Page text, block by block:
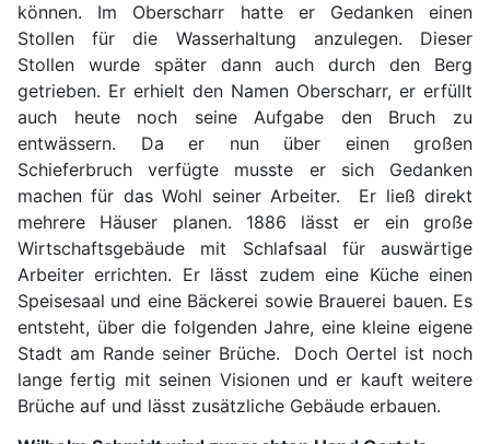
können. Im Oberscharr hatte er Gedanken einen
Stollen für die Wasserhaltung anzulegen. Dieser
Stollen wurde später dann auch durch den Berg
getrieben. Er erhielt den Namen Oberscharr, er erfüllt
auch heute noch seine Aufgabe den Bruch zu
entwässern. Da er nun über einen großen
Schieferbruch verfügte musste er sich Gedanken
machen für das Wohl seiner Arbeiter. Er ließ direkt
mehrere Häuser planen. 1886 lässt er ein große
Wirtschaftsgebäude mit Schlafsaal für auswärtige
Arbeiter errichten. Er lässt zudem eine Küche einen
Speisesaal und eine Bäckerei sowie Brauerei bauen. Es
entsteht, über die folgenden Jahre, eine kleine eigene
Stadt am Rande seiner Brüche. Doch Oertel ist noch
lange fertig mit seinen Visionen und er kauft weitere
Brüche auf und lässt zusätzliche Gebäude erbauen.